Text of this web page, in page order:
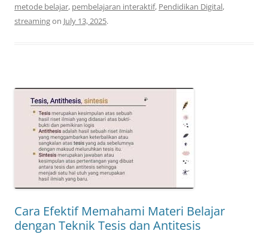
metode belajar, pembelajaran interaktif, Pendidikan Digital,
streamingon July 13, 2025.
Cara Efektif Memahami Materi Belajar
dengan Teknik Tesis dan Antitesis